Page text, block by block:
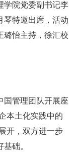
学院党委副书记李
琴特邀出席，活动
璐怡主持，徐汇校
国管理团队开展座
本土化实践中的
开 ， 双方进一步
基础。